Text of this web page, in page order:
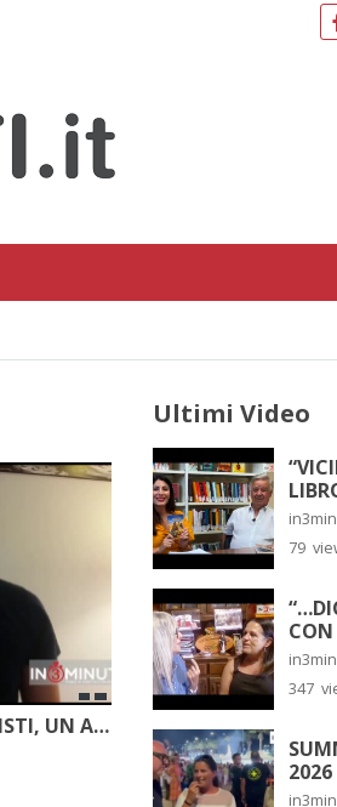
FORTITUDO – EVANGELISTI, UN AMORE INFINITO. DI SALVO TRIFIRO’
Ultimi Video
79
CARISI “FRA
347
2026
SAN